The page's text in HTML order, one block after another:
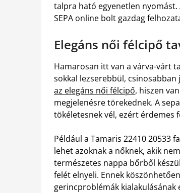
talpra ható egyenetlen
SEPA online bolt gazdag
Elegáns női félcipő
Hamarosan itt van a várva-várt
sokkal lezserebbül,
az elegáns női félcipő, hiszen
megjelenésre törekednek. A
tökéletesnek vél, ezért érdemes
Például a Tamaris 22410 20533
lehet azoknak a nőknek, akik
természetes nappa bőrből
felét elnyeli. Ennek
gerincproblémák